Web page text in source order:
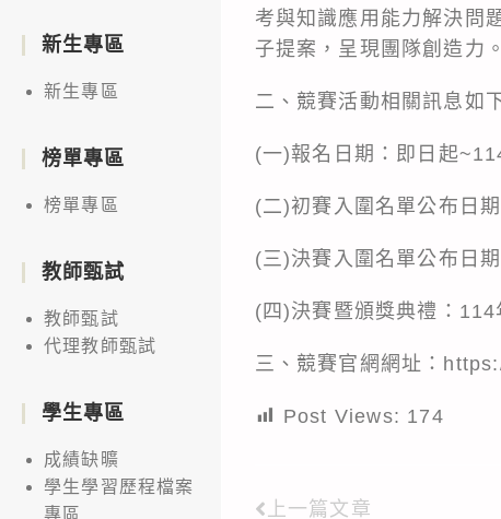
考與知識應用能力解決問
子提案，呈現團隊創造力。
二、競賽活動相關訊息如
(一)報名日期：即日起
(二)初賽入圍名單公布日
(三)決賽入圍名單公布日
(四)決賽暨頒獎典禮：
三、競賽官網網址：
Post Views: 174
上一篇文章
新生專區
新生專區
榜單專區
榜單專區
教師甄試
教師甄試
代理教師甄試
學生專區
成績缺曠
學生學習歷程檔案
專區